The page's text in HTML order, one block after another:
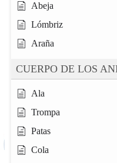
Abeja
Lómbriz
Araña
CUERPO DE LOS
Ala
Trompa
Patas
Cola